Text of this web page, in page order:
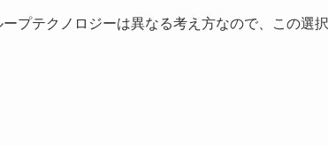
プテクノロジーは異なる考え方なので、この選択